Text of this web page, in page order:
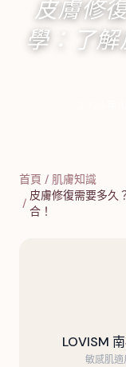
皮膚修
學：了
首頁 / 肌膚知識
/
皮膚修復需要多久
合！
LOVISM
敏感肌